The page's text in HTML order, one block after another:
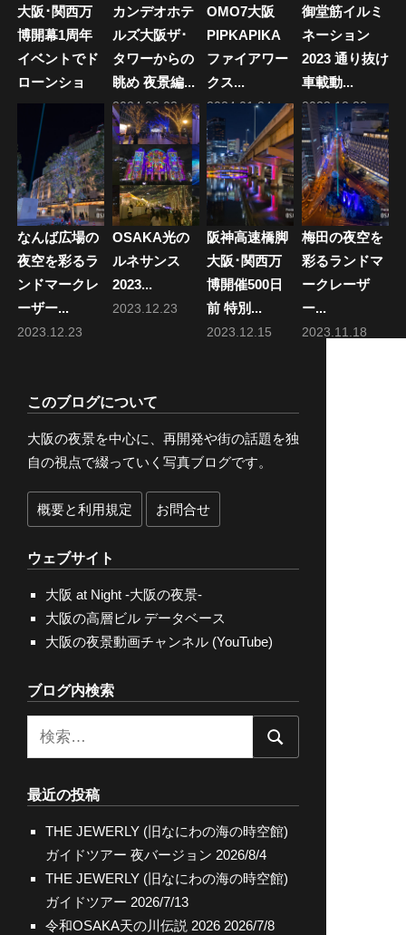
ン
大阪･関西万
博開幕1周年
イベントでド
ローンショ
ー...
2026.04.13
カンデオホテ
ルズ大阪ザ･
タワーからの
眺め 夜景編...
2024.08.03
OMO7大阪
PIPKAPIKA
ファイアワー
クス...
2024.01.24
御堂筋イルミ
ネーション
2023 通り抜け
車載動...
2023.12.28
なんば広場の
夜空を彩るラ
ンドマークレ
ーザー...
2023.12.23
OSAKA光の
ルネサンス
2023...
2023.12.23
阪神高速橋脚
大阪･関西万
博開催500日
前 特別...
2023.12.15
梅田の夜空を
彩るランドマ
ークレーザ
ー...
2023.11.18
このブログについて
大阪の夜景を中心に、再開発や街の話題を独
自の視点で綴っていく写真ブログです。
概要と利用規定 お問合せ
ウェブサイト
大阪 at Night -大阪の夜景-
大阪の高層ビル データベース
大阪の夜景動画チャンネル (YouTube)
ブログ内検索
検
最近の投稿
THE JEWERLY (旧なにわの海の時空館)
ガイドツアー 夜バージョン 2026/8/4
THE JEWERLY (旧なにわの海の時空館)
ガイドツアー 2026/7/13
令和OSAKA天の川伝説 2026 2026/7/8